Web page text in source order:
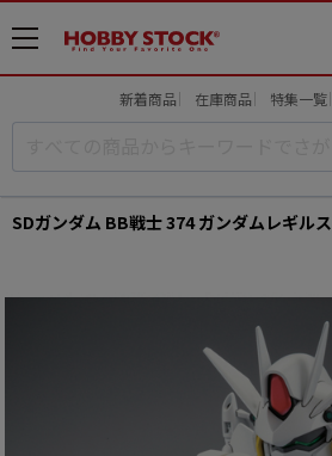
メ
ニ
新着商品 在庫商品 特集一覧
SDガンダム BB戦士 374 ガンダムレギルス